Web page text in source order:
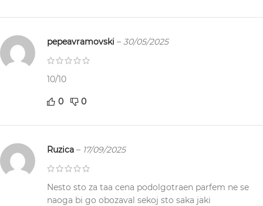
pepeavramovski – 30/05/2025
10/10
0 0
Ruzica – 17/09/2025
Nesto sto za taa cena podolgotraen parfem ne se
naoga bi go obozaval sekoj sto saka jaki